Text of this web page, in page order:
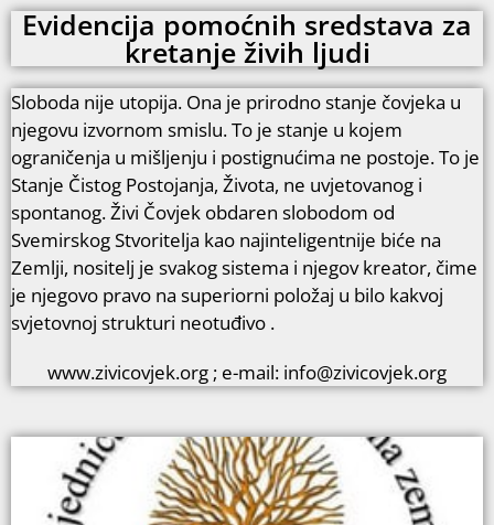
Evidencija pomoćnih sredstava za
kretanje živih ljudi
Sloboda nije utopija. Ona je prirodno stanje čovjeka u
njegovu izvornom smislu. To je stanje u kojem
ograničenja u mišljenju i postignućima ne postoje. To je
Stanje Čistog Postojanja, Života, ne uvjetovanog i
spontanog. Živi Čovjek obdaren slobodom od
Svemirskog Stvoritelja kao najinteligentnije biće na
Zemlji, nositelj je svakog sistema i njegov kreator, čime
je njegovo pravo na superiorni položaj u bilo kakvoj
svjetovnoj strukturi neotuđivo .
www.zivicovjek.org ; e-mail: info@zivicovjek.org